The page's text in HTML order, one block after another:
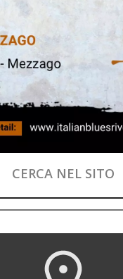
CERCA NEL SITO